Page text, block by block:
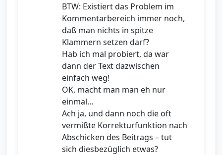
BTW: Existiert das Problem im
Kommentarbereich immer noch,
daß man nichts in spitze
Klammern setzen darf?
Hab ich mal probiert, da war
dann der Text dazwischen
einfach weg!
OK, macht man man eh nur
einmal…
Ach ja, und dann noch die oft
vermißte Korrekturfunktion nach
Abschicken des Beitrags – tut
sich diesbezüglich etwas?